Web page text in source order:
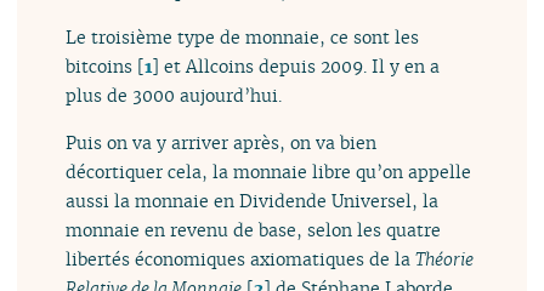
Le troisième type de monnaie, ce sont les
bitcoins [1] et Allcoins depuis 2009. Il y en a
plus de 3000 aujourd’hui.
Puis on va y arriver après, on va bien
décortiquer cela, la monnaie libre qu’on appelle
aussi la monnaie en Dividende Universel, la
monnaie en revenu de base, selon les quatre
libertés économiques axiomatiques de laThéorie